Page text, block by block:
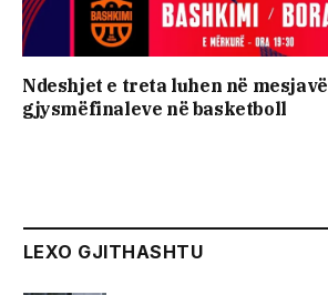
Ndeshjet e treta luhen në
gjysmëfinaleve në basketboll
LEXO GJITHASHTU